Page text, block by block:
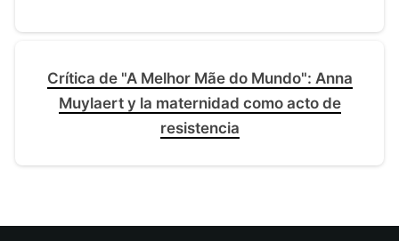
Crítica de "A Melhor Mãe do Mundo": Anna
Muylaert y la maternidad como acto de
resistencia